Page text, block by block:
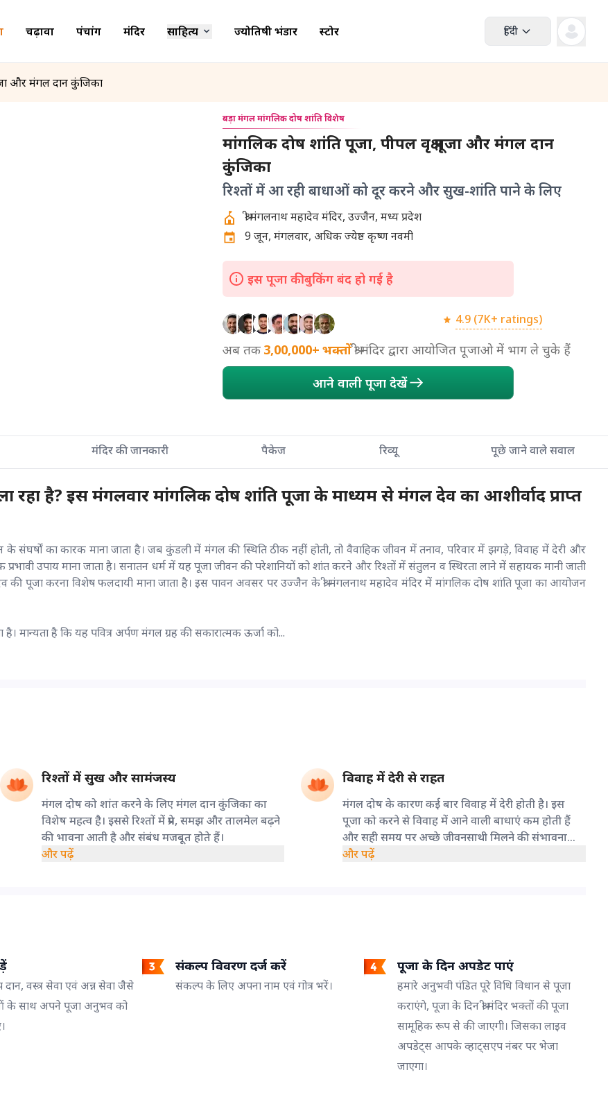
चढ़ावा पंचांग मंदिर साहित्य ज्योतिषी भंडार स्टोर हिंदी
और मंगल दान कुंजिका
बड़ा मंगल मांगलिक दोष शांति विशेष
मांगलिक दोष शांति पूजा, पीपल वृक्ष पूजा और मंगल दान
कुंजिका
रिश्तों में आ रही बाधाओं को दूर करने और सुख-शांति पाने के लिए
श्री मंगलनाथ महादेव मंदिर, उज्जैन, मध्य प्रदेश
9 जून, मंगलवार, अधिक ज्येष्ठ कृष्ण नवमी
इस पूजा की बुकिंग बंद हो गई है
4.9 (7K+ ratings)
अब तक 3,00,000+ भक्तोंश्री मंदिर द्वारा आयोजित पूजाओ में भाग ले चुके हैं
आने वाली पूजा देखें
मंदिर की जानकारी पैकेज रिव्यू पूछे जाने वाले सवाल
रहा है? इस मंगलवार मांगलिक दोष शांति पूजा के माध्यम से मंगल देव का आशीर्वाद प्राप्त
का कारक माना जाता है। जब कुंडली में मंगल की स्थिति ठीक नहीं होती, तो वैवाहिक जीवन में तनाव, परिवार में झगड़े, विवाह में देरी और
उपाय माना जाता है। सनातन धर्म में यह पूजा जीवन की परेशानियों को शांत करने और रिश्तों में संतुलन व स्थिरता लाने में सहायक मानी जाती
की पूजा करना विशेष फलदायी माना जाता है। इस पावन अवसर पर उज्जैन के श्री मंगलनाथ महादेव मंदिर में मांगलिक दोष शांति पूजा का आयोजन
है कि यह पवित्र अर्पण मंगल ग्रह की सकारात्मक ऊर्जा को...
रिश्तों में सुख और सामंजस्य
मंगल दोष को शांत करने के लिए मंगल दान कुंजिका का
विशेष महत्व है। इससे रिश्तों में प्रेम, समझ और तालमेल बढ़ने
की भावना आती है और संबंध मजबूत होते हैं।
और पढ़ें
विवाह में देरी से राहत
मंगल दोष के कारण कई बार विवाह में देरी होती है। इस
पूजा को करने से विवाह में आने वाली बाधाएं कम होती हैं
और सही समय पर अच्छे जीवनसाथी मिलने की संभावना
बढ़ती है।
और पढ़ें
दान, वस्त्र सेवा एवं अन्न सेवा जैसे
के साथ अपने पूजा अनुभव को
संकल्प विवरण दर्ज करें
संकल्प के लिए अपना नाम एवं गोत्र भरें।
पूजा के दिन अपडेट पाएं
हमारे अनुभवी पंडित पूरे विधि विधान से पूजा
कराएंगे, पूजा के दिन श्री मंदिर भक्तों की पूजा
सामूहिक रूप से की जाएगी। जिसका लाइव
अपडेट्स आपके व्हाट्सएप नंबर पर भेजा
जाएगा।